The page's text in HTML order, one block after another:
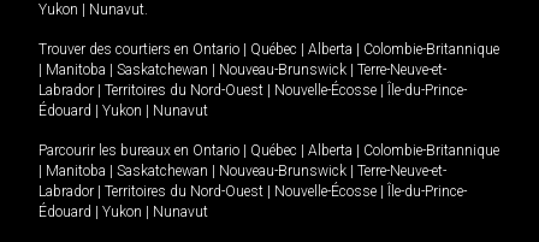
Yukon
Nunavut.
Trouver des courtiers en Ontario Québec Alberta
Colombie-Britannique
Manitoba Saskatchewan Nouveau-Brunswick
Terre-Neuve-et-
Labrador
Territoires du Nord-Ouest Nouvelle-Écosse
Île-du-Prince-
Édouard
Yukon Nunavut
Parcourir les bureaux en Ontario Québec Alberta
Colombie-Britannique
Manitoba Saskatchewan Nouveau-Brunswick
Terre-Neuve-et-
Labrador
Territoires du Nord-Ouest Nouvelle-Écosse
Île-du-Prince-
Édouard
Yukon Nunavut